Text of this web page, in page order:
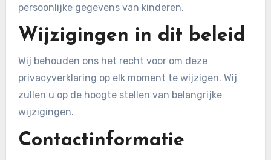
persoonlijke gegevens van kinderen.
Wijzigingen in dit beleid
Wij behouden ons het recht voor om deze
privacyverklaring op elk moment te wijzigen. Wij
zullen u op de hoogte stellen van belangrijke
wijzigingen.
Contactinformatie